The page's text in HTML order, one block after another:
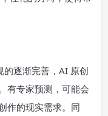
的逐渐完善，AI 原创
有专家预测，可能会
作的现实需求。同